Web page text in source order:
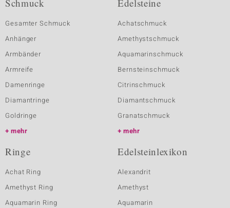
Schmuck
Gesamter Schmuck
Anhänger
Armbänder
Armreife
Damenringe
Diamantringe
Goldringe
mehr
Edelsteine
Achatschmuck
Amethystschmuck
Aquamarinschmuck
Bernsteinschmuck
Citrinschmuck
Diamantschmuck
Granatschmuck
mehr
Ringe
Achat Ring
Amethyst Ring
Aquamarin Ring
Edelsteinlexikon
Alexandrit
Amethyst
Aquamarin